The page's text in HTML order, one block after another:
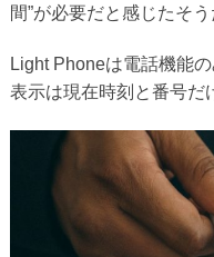
間”が必要だと感じたそう
Light Phoneは電話機能
表示は現在時刻と番号だ